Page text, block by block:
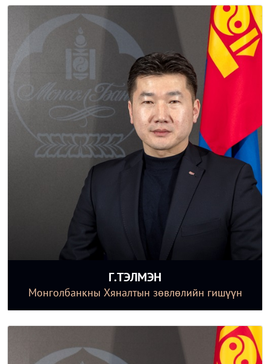
Г.ТЭЛМЭН
Монголбанкны Хяналтын зөвлөлийн гишүүн